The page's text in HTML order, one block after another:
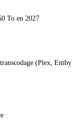
To en 2027
(Plex, Emby